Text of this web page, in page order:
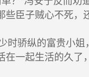
些臣子贼心不死，
骄纵的富贵小姐
一起生活的久了